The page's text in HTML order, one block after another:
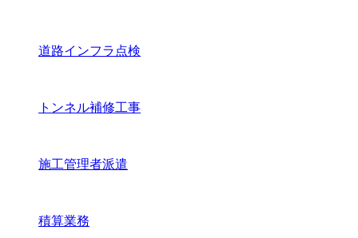
道路インフラ点検
トンネル補修工事
施工管理者派遣
積算業務